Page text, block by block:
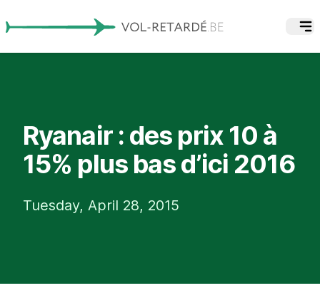
Ryanair : des prix 10 à
15% plus bas d’ici 2016
Tuesday, April 28, 2015